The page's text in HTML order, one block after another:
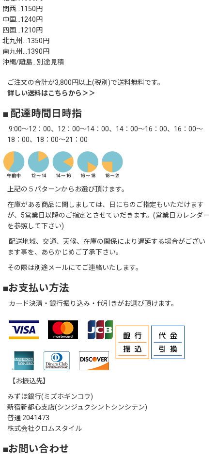
関西…1150円
中国…1240円
四国…1210円
北九州…1350円
南九州…1390円
沖縄/離島…別途見積
ご注文の合計が3,800円以上(税別)で送料無料です。
詳しい送料はこちらから＞＞
■ 配達時間日時指
9:00～12：00、12：00～14：00、14：00～16：00、16：00～
18：00、18：00～21：00
上記の５パターンからお選び頂けます。
在庫がある商品に関しましては、日にちのご指定もいただけます
が、5営業日以降のご指定とさせていだきます。(営業日カレンダー
を参照して下さい)
配送地域、交通、天候、在庫の関係により遅延する場合がござい
ます事を、あらかじめご了承下さい。
その際は別途メールにてご連絡いたします。
■お支払い方法
カード決済・銀行振り込み・代引きがお選び頂けます。
【お振込先】
みずほ銀行(ミズホギンコウ)
新宿新都心支店(シンジュクシントシンシテン)
普通 2041473
株式会社クロムスタイル
■お問い合わせ